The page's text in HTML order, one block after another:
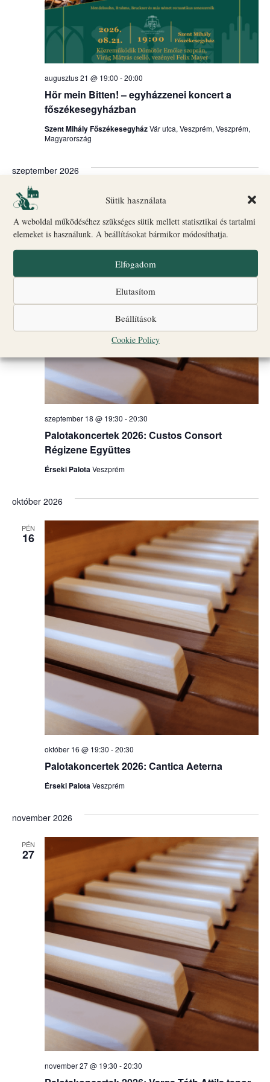
Sütik használata
A weboldal működéséhez szükséges sütik mellett statisztikai és tartalmi
elemeket is használunk. A beállításokat bármikor módosíthatja.
Elfogadom
Elutasítom
Beállítások
Cookie Policy
Hör mein Bitten! – egyházzenei koncert a
főszékesegyházban
augusztus 21 @ 19:00 -20:00
Szent Mihály FőszékesegyházVár utca, Veszprém, Veszprém,
Magyarország
szeptember 2026
PÉN
18
Palotakoncertek 2026: Custos Consort
Régizene Együttes
szeptember 18 @ 19:30 -20:30
Érseki PalotaVeszprém
október 2026
PÉN
16
Palotakoncertek 2026: Cantica Aeterna
október 16 @ 19:30 -20:30
Érseki PalotaVeszprém
november 2026
PÉN
27
november 27 @ 19:30 -20:30